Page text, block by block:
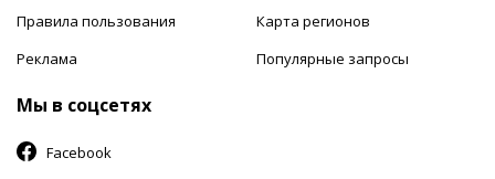
Правила пользования
Реклама
Карта регионов
Популярные запросы
Мы в соцсетях
Facebook